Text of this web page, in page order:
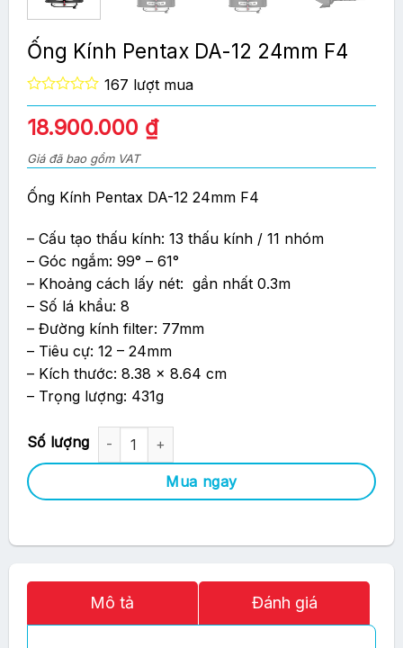
Ống Kính Pentax DA-12 24mm F4
0
out
of
167 lượt mua
Giá
gốc
là:
20.900.000 ₫.
18.900.000 ₫Giá
hiện
tại
là:
Giá đã bao gồm VAT
Ống Kính Pentax DA-12 24mm F4
– Cấu tạo thấu kính: 13 thấu kính / 11 nhóm
– Góc ngắm: 99° – 61°
– Khoảng cách lấy nét: gần nhất 0.3m
– Số lá khẩu: 8
– Đường kính filter: 77mm
– Tiêu cự: 12 – 24mm
– Kích thước: 8.38 x 8.64 cm
– Trọng lượng: 431g
Ống Kính Pentax DA-12 24mm F4 số lượng
Mua ngay
Mô tả Đánh giá